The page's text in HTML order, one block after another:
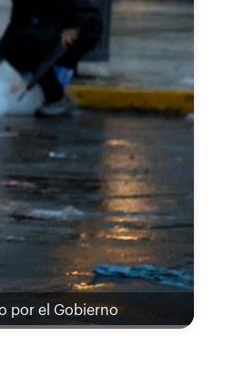
por el Gobierno